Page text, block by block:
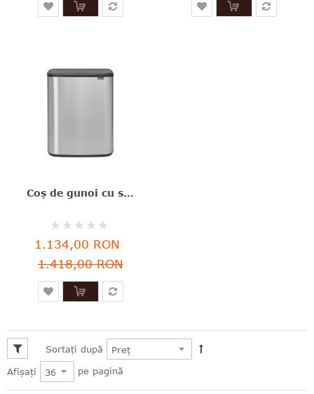
Coş de gunoi cu soft touch, argintiu, inox, 60 l, Bo Touch, Brabantia - 8710755223082
Rating:
0%
1.134,00 RON
1.418,00 RON
Sortați după
Afișați
pe pagină